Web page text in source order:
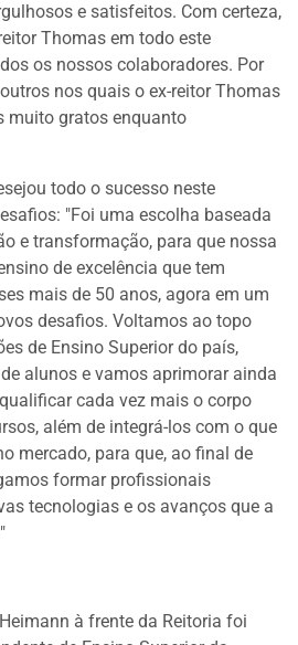
e satisfeitos. Com certeza,
Thomas em todo este
os nossos colaboradores. Por
nos quais o ex-reitor Thomas
muito gratos enquanto
todo o sucesso neste
"Foi uma escolha baseada
e transformação, para que nossa
de excelência que tem
mais de 50 anos, agora em um
desafios. Voltamos ao topo
de Ensino Superior do país,
alunos e vamos aprimorar ainda
cada vez mais o corpo
além de integrá-los com o que
mercado, para que, ao final de
formar profissionais
tecnologias e os avanços que a
à frente da Reitoria foi